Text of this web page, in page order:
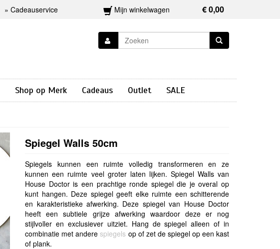
» Cadeauservice Mijn winkelwagen € 0,00
Shop op Merk Cadeaus Outlet SALE
Spiegel Walls 50cm
Spiegels kunnen een ruimte volledig transformeren en ze
kunnen een ruimte veel groter laten lijken. Spiegel Walls van
House Doctor is een prachtige ronde spiegel die je overal op
kunt hangen. Deze spiegel geeft elke ruimte een schitterende
en karakteristieke afwerking. Deze spiegel van House Doctor
heeft een subtiele grijze afwerking waardoor deze er nog
stijlvoller en exclusiever uitziet. Hang de spiegel alleen of in
combinatie met andere spiegels op of zet de spiegel op een kast
of plank.